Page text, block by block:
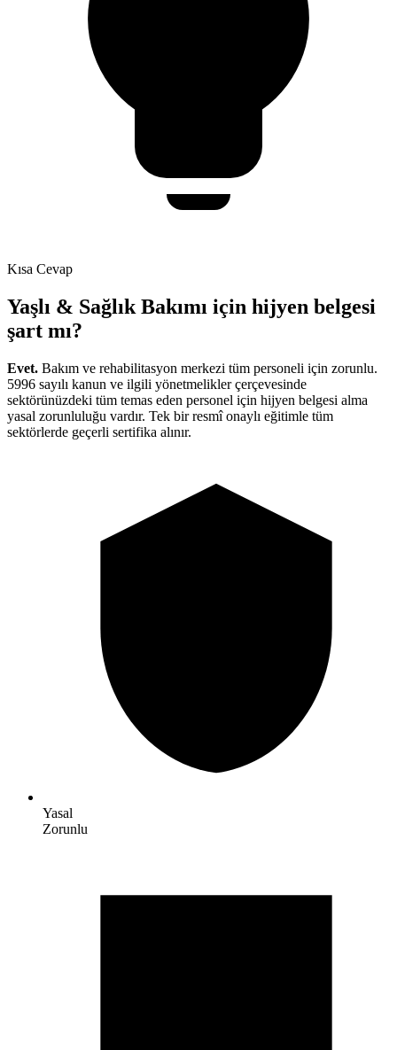
Kısa Cevap
Yaşlı & Sağlık Bakımı için hijyen belgesi
şart mı?
Evet. Bakım ve rehabilitasyon merkezi tüm personeli için zorunlu.
5996 sayılı kanun ve ilgili yönetmelikler çerçevesinde
sektörünüzdeki tüm temas eden personel için hijyen belgesi alma
yasal zorunluluğu vardır. Tek bir resmî onaylı eğitimle tüm
sektörlerde geçerli sertifika alınır.
Yasal
Zorunlu